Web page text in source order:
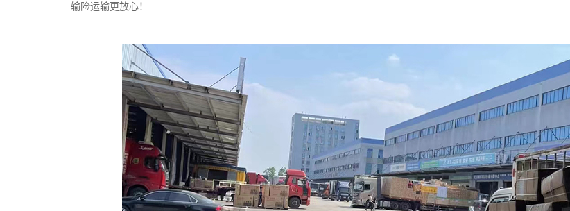
输险运输更放心！